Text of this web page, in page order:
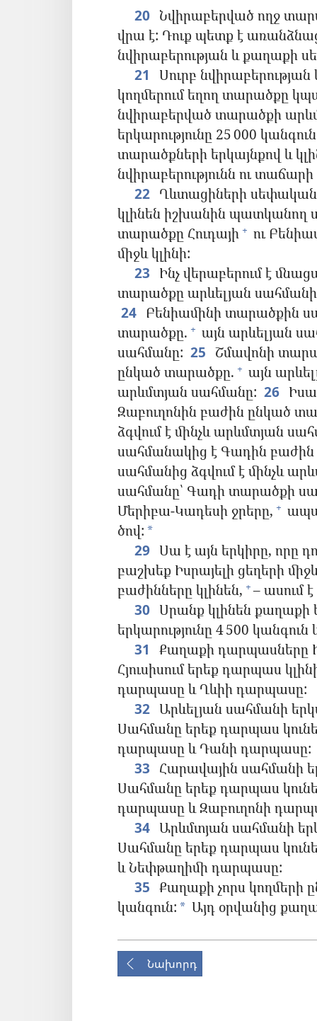
20 Նվիրաբերված ողջ
վրա է: Դուք պետք է
նվիրաբերության և քաղաքի
21
Սուրբ
կողմերում եղող տարածքը
նվիրաբերված տարածքի
երկարությունը 25 000
տարածքների երկայնքով և
նվիրաբերությունն ու
22 Ղևտացիների
կլինեն իշխանին պատկանող
տարածքը Հուդայի + ու
միջև կլինի:
23 Ինչ վերաբերում է
տարածքը արևելյան
24 Բենիամինի տարածքին
տարածքը. + այն արևելյան
սահմանը: 25 Շմավոնի
ընկած տարածքը. + այն
արևմտյան սահմանը: 26
Զաբուղոնին բաժին ընկած
ձգվում է մինչև արևմտյան
սահմանակից է Գադին
սահմանից ձգվում է մինչև
սահմանը՝ Գադի տարածքի
Մերիբա-Կադեսի ջրերը, +
ծով: *
29 Սա է այն երկիրը, որը
բաշխեք Իսրայելի ցեղերի
բաժինները կլինեն, + – ասում
30 Սրանք կլինեն քաղաքի
երկարությունը 4 500 կանգուն
31 Քաղաքի դարպասները
Հյուսիսում երեք դարպաս
դարպասը և Ղևիի դարպասը:
32 Արևելյան սահմանի
Սահմանը երեք դարպաս
դարպասը և Դանի դարպասը:
33 Հարավային սահմանի
Սահմանը երեք դարպաս
դարպասը և Զաբուղոնի
34 Արևմտյան սահմանի
Սահմանը երեք դարպաս
և Նեփթաղիմի դարպասը:
35 Քաղաքի չորս կողմերի
կանգուն: * Այդ օրվանից
Նախորդ